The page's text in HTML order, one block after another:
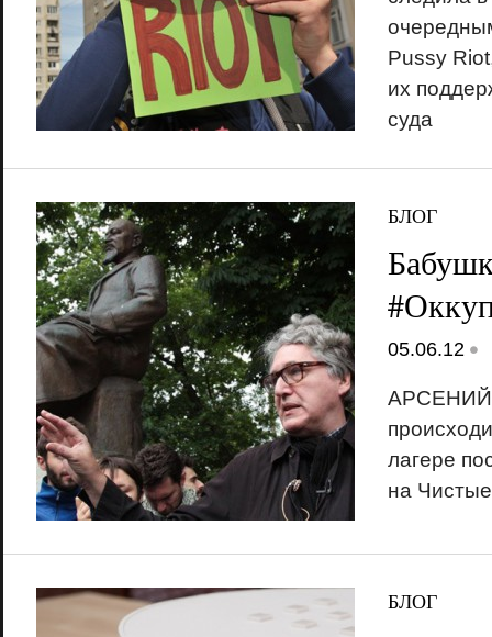
Pussy
их
суда
БЛОГ
05.06.12 •
АРСЕНИЙ
лагере
на
БЛОГ